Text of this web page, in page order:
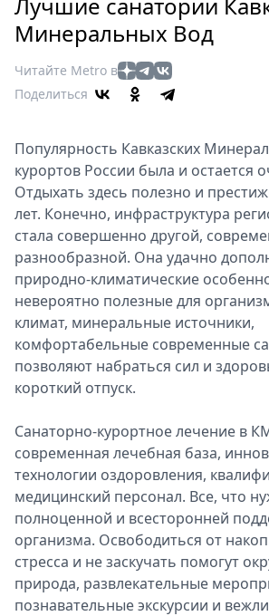
Россия
Здоровье
Еда
Мода
Театр
Кино
Афиша
Книги
Выставки
Пресс-
релизы
О
Metro
Спецпроекты
Звезды
Выборы
2026
Скачай
Metro
Минеральных Вод
Читайте Metro в
Поделиться
Популярность Кавказских
курортов России была и остается
Отдыхать здесь полезно и
лет. Конечно, инфраструктура
стала совершенно другой,
разнообразной. Она удачно
природно-климатические
невероятно полезные для
климат, минеральные источники,
комфортабельные современные
позволяют набраться сил и
короткий отпуск.
Санаторно-курортное лечение в
современная лечебная база,
технологии оздоровления,
медицинский персонал. Все, что
полноценной и всесторонней
организма. Освободиться от
стресса и не заскучать помогут
природа, развлекательные
познавательные экскурсии и